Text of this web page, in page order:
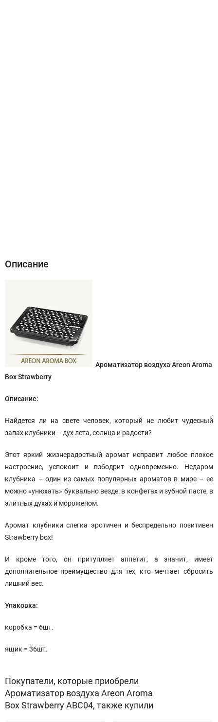
Описание
Ароматизатор воздуха Areon Aroma
Box Strawberry
Описание:
Найдется ли на свете человек, который не любит чудесный
запах клубники – дух лета, солнца и радости?
Этот яркий жизнерадостный аромат исправит любое плохое
настроение, успокоит и взбодрит одновременно. Недаром
клубника – один из самых популярных ароматов в мире – ее
можно «унюхать» буквально везде: в конфетах и зубной пасте, в
элитных духах и мороженом.
Аромат клубники слегка эротичен и беспредельно позитивен
Strawberry box!
И кроме того, он притупляет аппетит, а значит, имеет
дополнительное преимущество для тех, кто мечтает сбросить
лишний вес.
Упаковка:
коробка = 6шт.
ящик = 36шт.
Покупатели, которые приобрели
Ароматизатор воздуха Areon Aroma
Box Strawberry ABC04, также купили